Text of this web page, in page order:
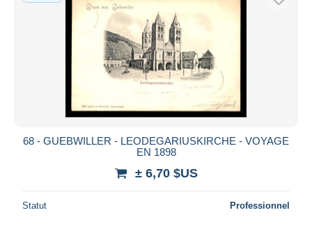
68 - GUEBWILLER - LEODEGARIUSKIRCHE - VOYAGE
EN 1898
± 6,70 $US
Statut Professionnel